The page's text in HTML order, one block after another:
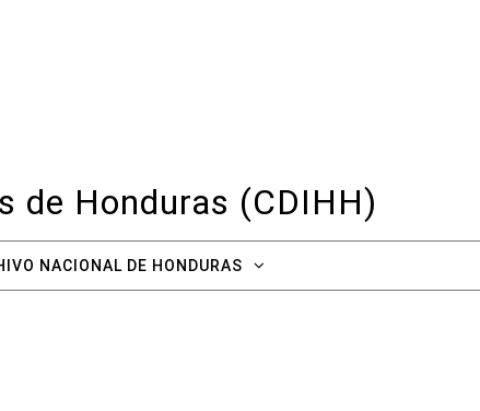
de Honduras (CDIHH)
NACIONAL DE HONDURAS